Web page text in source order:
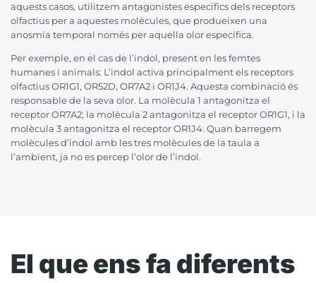
aquests casos, utilitzem antagonistes específics dels receptors
olfactius per a aquestes molècules, que produeixen una
anosmia temporal només per aquella olor específica.
Per exemple, en el cas de l’indol, present en les femtes
humanes i animals: L’indol activa principalment els receptors
olfactius OR1G1, OR52D, OR7A2 i OR1J4. Aquesta combinació és
responsable de la seva olor. La molècula 1 antagonitza el
receptor OR7A2; la molècula 2 antagonitza el receptor OR1G1, i la
molècula 3 antagonitza el receptor OR1J4. Quan barregem
molècules d’indol amb les tres molècules de la taula a
l’ambient, ja no es percep l’olor de l’indol.
El que ens fa diferents